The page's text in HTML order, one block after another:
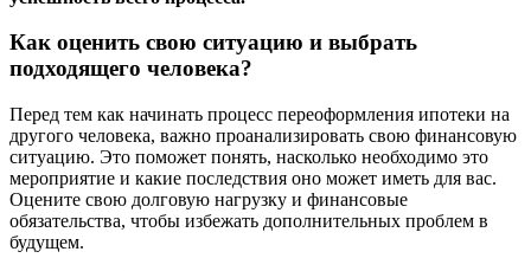
Как оценить свою ситуацию и выбрать
подходящего человека?
Перед тем как начинать процесс переоформления ипотеки на
другого человека, важно проанализировать свою финансовую
ситуацию. Это поможет понять, насколько необходимо это
мероприятие и какие последствия оно может иметь для вас.
Оцените свою долговую нагрузку и финансовые
обязательства, чтобы избежать дополнительных проблем в
будущем.